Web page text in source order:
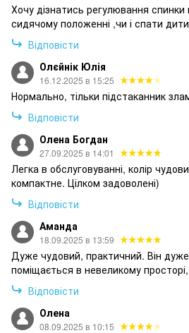
Хочу дізнатись регулювання спинки
сидячому положенні ,чи і спати
Відповісти
Олєйнік Юлія
16.12.2025 в 15:25
Нормально, тільки підстаканник
Відповісти
Олена Богдан
27.09.2025 в 14:01
Легка в обслуговуванні, колір
компактне. Цілком задоволені)
Відповісти
Аманда
18.09.2025 в 13:59
Дуже чудовий, практичний. Він
поміщається в невеликому просторі,
Відповісти
Олена
08.09.2025 в 10:15